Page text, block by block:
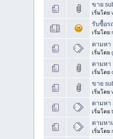
ขาย
เริ่มโดย
รับซื้อร
เริ่มโดย
ตามหา
เริ่มโดย
ตามหา
เริ่มโดย
ขาย
เริ่มโดย
ตามหา
เริ่มโดย
ตามหา
เริ่มโดย